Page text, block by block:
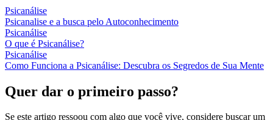
Psicanálise
Psicanalise e a busca pelo Autoconhecimento
Psicanálise
O que é Psicanálise?
Psicanálise
Como Funciona a Psicanálise: Descubra os Segredos de Sua Mente
Quer dar o primeiro passo?
Se este artigo ressoou com algo que você vive, considere buscar um